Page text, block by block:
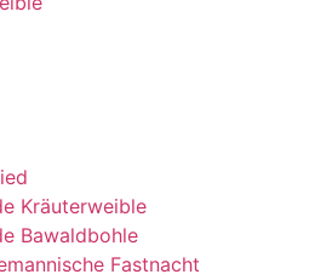
Kräuterweible
Bawaldbohle
Fastnacht